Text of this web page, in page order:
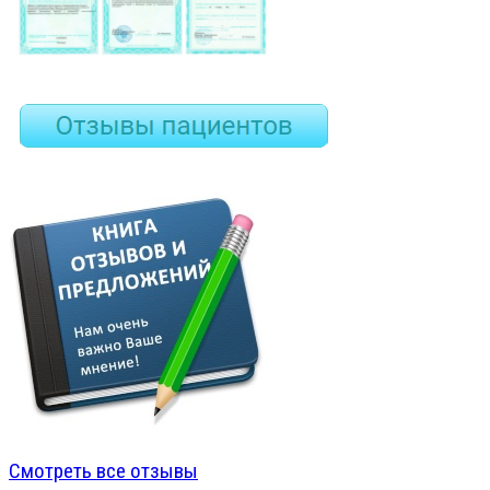
Смотреть все отзывы